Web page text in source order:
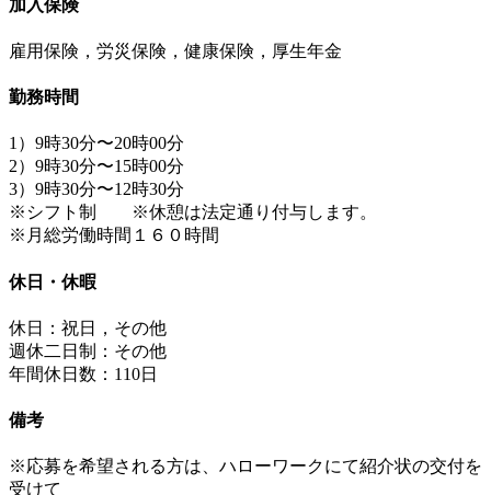
加入保険
雇用保険，労災保険，健康保険，厚生年金
勤務時間
1）9時30分〜20時00分
2）9時30分〜15時00分
3）9時30分〜12時30分
※シフト制 ※休憩は法定通り付与します。
※月総労働時間１６０時間
休日・休暇
休日：祝日，その他
週休二日制：その他
年間休日数：110日
備考
※応募を希望される方は、ハローワークにて紹介状の交付を
受けて